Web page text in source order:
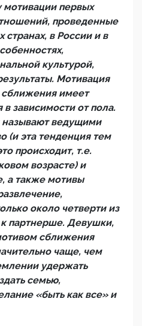
мотивации первых
проведенные
странах, в России и в
культурой,
Мотивация
сближения имеет
зависимости от пола.
ведущими
(и эта тенденция тем
происходит, т.е.
возрасте) и
а также мотивы
около четверти из
партнерше. Девушки,
сближения
чаще, чем
удержать
семью,
«быть как все» и